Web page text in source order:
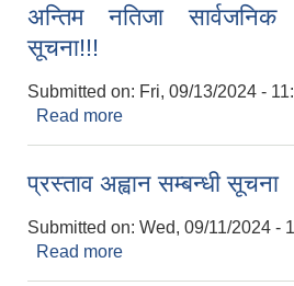
अन्तिम नतिजा सार्वजनिक
सूचना!!!
Submitted on: Fri, 09/13/2024 -
Read more
प्रस्ताव अह्वान सम्बन्धी सूचना
Submitted on: Wed, 09/11/2024 -
Read more